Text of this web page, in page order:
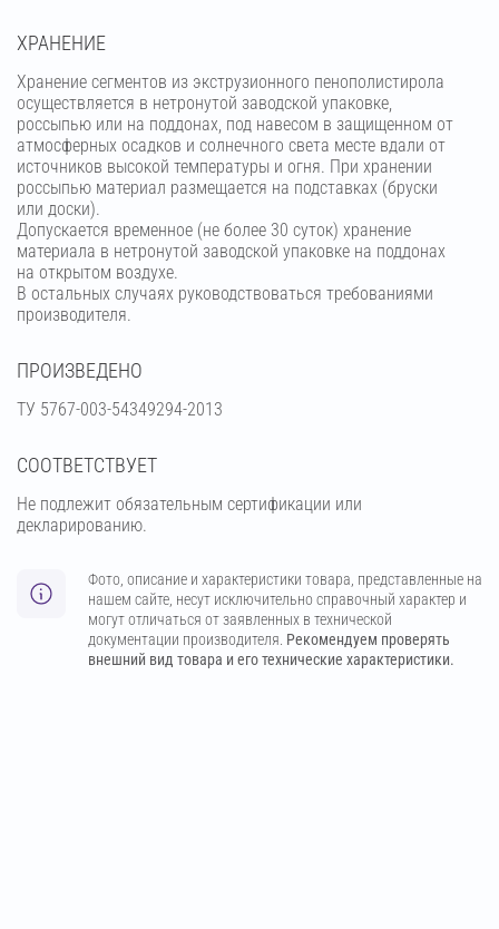
ХРАНЕНИЕ
Хранение сегментов из экструзионного пенополистирола
осуществляется в нетронутой заводской упаковке,
россыпью или на поддонах, под навесом в защищенном от
атмосферных осадков и солнечного света месте вдали от
источников высокой температуры и огня. При хранении
россыпью материал размещается на подставках (бруски
или доски).
Допускается временное (не более 30 суток) хранение
материала в нетронутой заводской упаковке на поддонах
на открытом воздухе.
В остальных случаях руководствоваться требованиями
производителя.
ПРОИЗВЕДЕНО
ТУ 5767-003-54349294-2013
СООТВЕТСТВУЕТ
Не подлежит обязательным сертификации или
декларированию.
Фото, описание и характеристики товара, представленные на
нашем сайте, несут исключительно справочный характер и
могут отличаться от заявленных в технической
документации производителя. Рекомендуем проверять
внешний вид товара и его технические характеристики.